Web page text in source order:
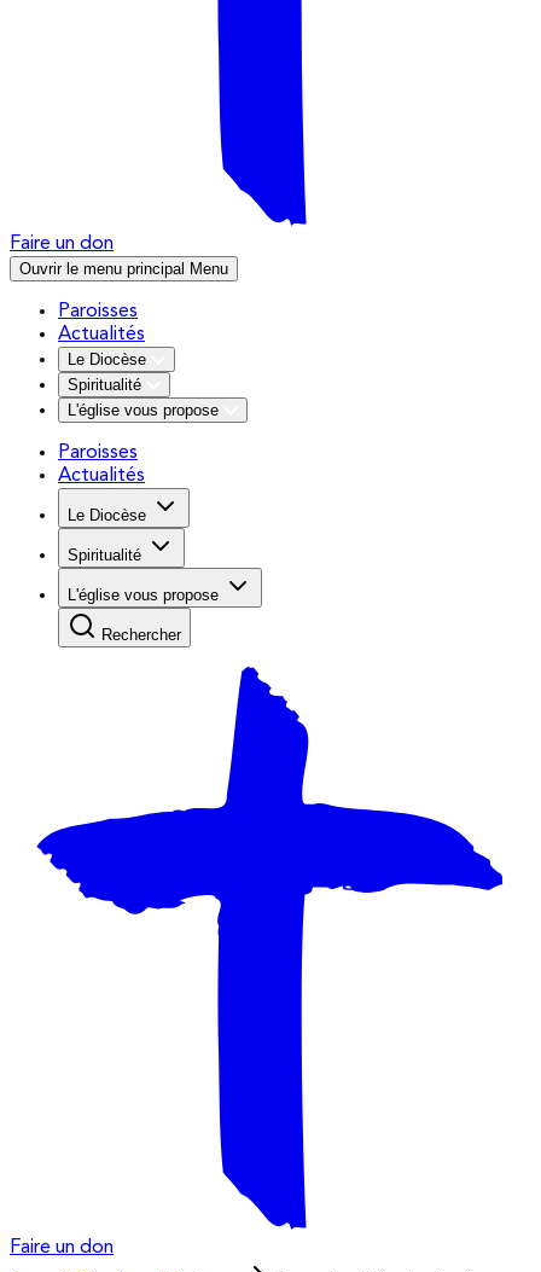
Faire un don
Ouvrir le menu principal Menu
Paroisses
Actualités
Le Diocèse
Spiritualité
L'église vous propose
Paroisses
Actualités
Le Diocèse
Spiritualité
L'église vous propose
Rechercher
Faire un don